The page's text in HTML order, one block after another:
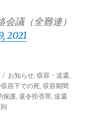
議（全難連）
2021
カ
テ
ゴ
お知らせ 収容・送還
収容下での死 収容期間
保護 ,退令拒否罪 ,送還